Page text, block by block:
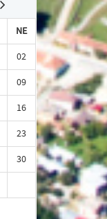
NE
02
09
16
23
30